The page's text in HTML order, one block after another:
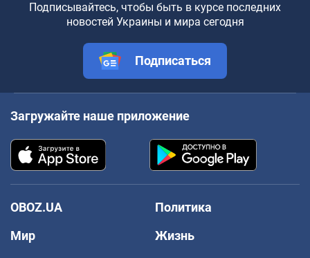
Подписывайтесь, чтобы быть в курсе последних
новостей Украины и мира сегодня
Подписаться
Загружайте наше приложение
OBOZ.UA
Политика
Мир
Жизнь